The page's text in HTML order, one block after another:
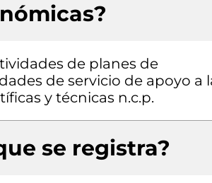
de planes de
de servicio de apoyo a
y técnicas n.c.p.
se registra?